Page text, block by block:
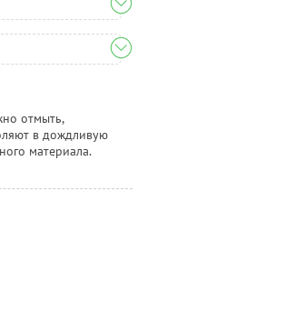
отмыть,
в дождливую
материала.